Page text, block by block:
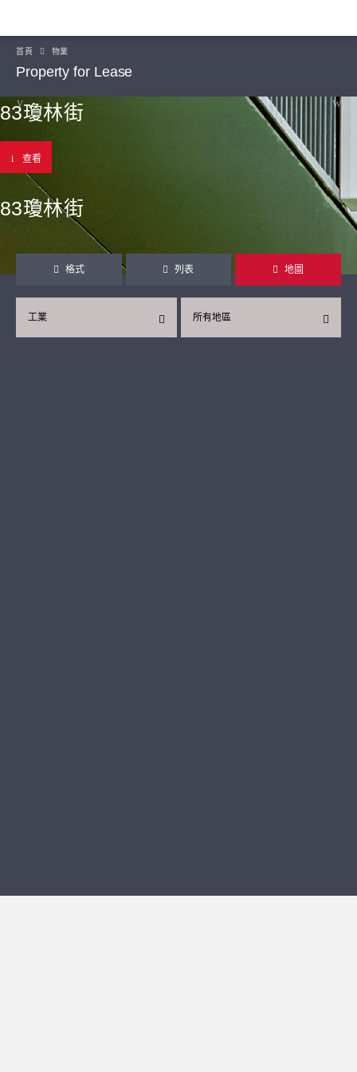
首頁 物業
Property for Lease
83瓊林街
查看
83瓊林街
格式 列表 地圖
所有地區
工業